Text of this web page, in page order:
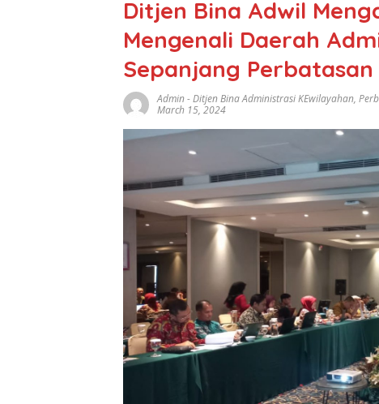
Ditjen Bina Adwil
Mengenali Daerah
Sepanjang
Admin-Ditjen Bina Administrasi KEwilayahan,
March 15, 2024